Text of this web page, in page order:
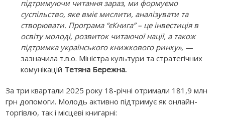
підтримуючи читання зараз, ми формуємо
суспільство, яке вміє мислити, аналізувати та
створювати. Програма “єКнига” – це інвестиція в
освіту молоді, розвиток читаючої нації, а також
підтримка українського книжкового ринку», —
зазначила т.в.о. Міністра культури та стратегічних
комунікацій Тетяна Бережна.
За три квартали 2025 року 18-річні отримали 181,9 млн
грн допомоги. Молодь активно підтримує як онлайн-
торгівлю, так і місцеві книгарні: